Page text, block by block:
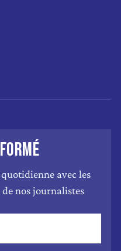
avec les
nos journalistes